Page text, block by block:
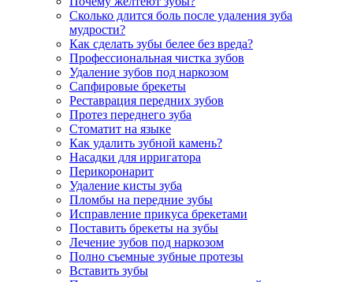
Сколько длится боль после удаления зуба
мудрости?
Как сделать зубы белее без вреда?
Профессиональная чистка зубов
Удаление зубов под наркозом
Сапфировые брекеты
Реставрация передних зубов
Протез переднего зуба
Стоматит на языке
Как удалить зубной камень?
Насадки для ирригатора
Перикоронарит
Удаление кисты зуба
Пломбы на передние зубы
Исправление прикуса брекетами
Поставить брекеты на зубы
Лечение зубов под наркозом
Полно съемные зубные протезы
Вставить зубы